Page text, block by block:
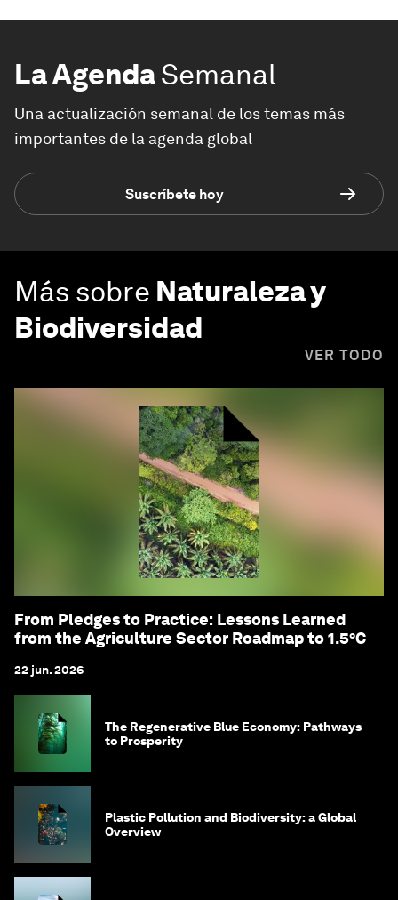
La AgendaSemanal
Una actualización semanal de los temas más
importantes de la agenda global
Suscríbete hoy
Más sobre Naturaleza y
Biodiversidad
VER TODO
From Pledges to Practice: Lessons Learned
from the Agriculture Sector Roadmap to 1.5°C
22 jun. 2026
The Regenerative Blue Economy: Pathways
to Prosperity
Plastic Pollution and Biodiversity: a Global
Overview